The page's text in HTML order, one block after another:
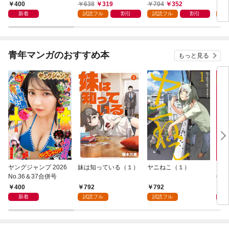
400
新着
638
319
試読フル 割引
704
352
試読フル 割引
～(
青年マンガのおすすめ本 もっと見る
ヤングジャンプ 2026
No.36＆37合併号
400
新着
妹は知っている（１）
792
試読フル
ヤニねこ（１）
792
試読フル
6・